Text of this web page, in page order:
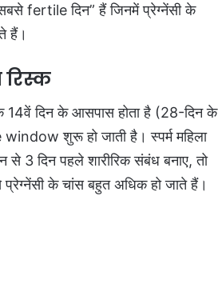
fertile दिन” हैं जिनमें प्रेग्नेंसी के
हैं।
दिन के आसपास होता है (28-दिन के
शुरू हो जाती है। स्पर्म महिला
3 दिन पहले शारीरिक संबंध बनाए, तो
के चांस बहुत अधिक हो जाते हैं।